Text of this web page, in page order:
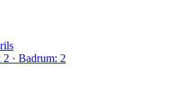
2 · Badrum: 2